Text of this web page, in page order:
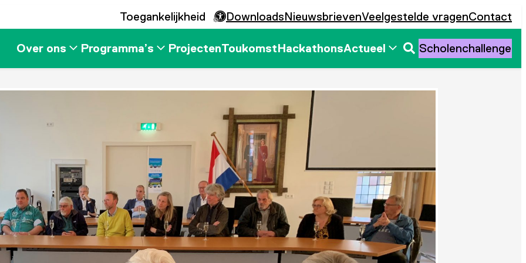
Toegankelijkheid DownloadsNieuwsbrievenVeelgestelde vragenContact
Over ons Programma’s ProjectenToukomstHackathonsActueel
Zoeken
openen
Scholenchallenge